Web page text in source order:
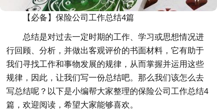
【必备】保险公司工作总结4篇
总结是对过去一定时期的工作、学习或思想情况进
行回顾、分析，并做出客观评价的书面材料，它有助于
我们寻找工作和事物发展的规律，从而掌握并运用这些
规律，因此，让我们写一份总结吧。那么我们该怎么去
写总结呢？以下是小编帮大家整理的保险公司工作总结4
篇，欢迎阅读，希望大家能够喜欢。